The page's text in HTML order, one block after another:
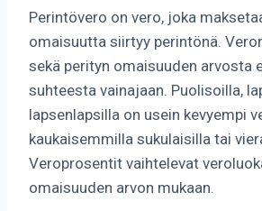
Perintövero on vero, joka
omaisuutta siirtyy perintönä.
sekä perityn omaisuuden arvosta
suhteesta vainajaan. Puolisoilla,
lapsenlapsilla on usein kevyempi
kaukaisemmilla sukulaisilla tai
Veroprosentit vaihtelevat
omaisuuden arvon mukaan.